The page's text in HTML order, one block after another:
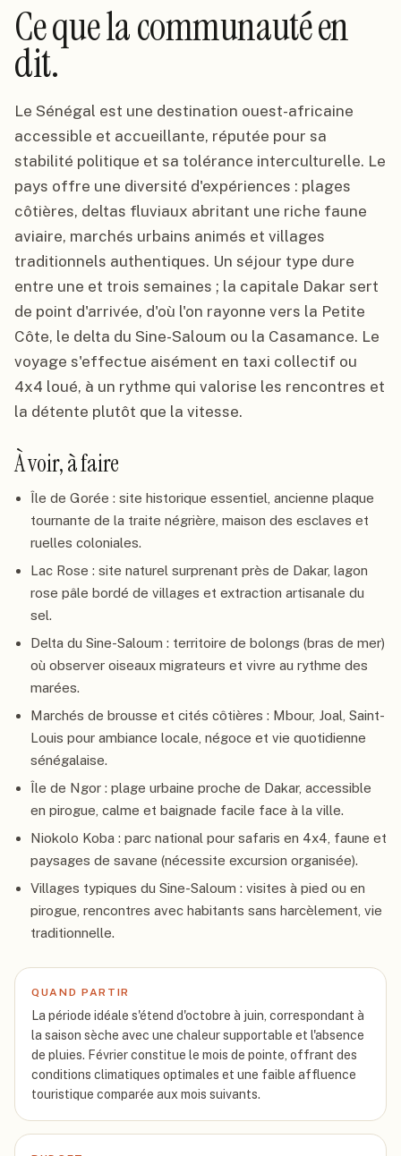
Ce que la communauté en
dit.
Le Sénégal est une destination ouest-africaine
accessible et accueillante, réputée pour sa
stabilité politique et sa tolérance interculturelle. Le
pays offre une diversité d'expériences : plages
côtières, deltas fluviaux abritant une riche faune
aviaire, marchés urbains animés et villages
traditionnels authentiques. Un séjour type dure
entre une et trois semaines ; la capitale Dakar sert
de point d'arrivée, d'où l'on rayonne vers la Petite
Côte, le delta du Sine-Saloum ou la Casamance. Le
voyage s'effectue aisément en taxi collectif ou
4x4 loué, à un rythme qui valorise les rencontres et
la détente plutôt que la vitesse.
À voir, à faire
Île de Gorée : site historique essentiel, ancienne plaque
tournante de la traite négrière, maison des esclaves et
ruelles coloniales.
Lac Rose : site naturel surprenant près de Dakar, lagon
rose pâle bordé de villages et extraction artisanale du
sel.
Delta du Sine-Saloum : territoire de bolongs (bras de mer)
où observer oiseaux migrateurs et vivre au rythme des
marées.
Marchés de brousse et cités côtières : Mbour, Joal, Saint-
Louis pour ambiance locale, négoce et vie quotidienne
sénégalaise.
Île de Ngor : plage urbaine proche de Dakar, accessible
en pirogue, calme et baignade facile face à la ville.
Niokolo Koba : parc national pour safaris en 4x4, faune et
paysages de savane (nécessite excursion organisée).
Villages typiques du Sine-Saloum : visites à pied ou en
pirogue, rencontres avec habitants sans harcèlement, vie
traditionnelle.
QUAND PARTIR
La période idéale s'étend d'octobre à juin, correspondant à
la saison sèche avec une chaleur supportable et l'absence
de pluies. Février constitue le mois de pointe, offrant des
conditions climatiques optimales et une faible affluence
touristique comparée aux mois suivants.